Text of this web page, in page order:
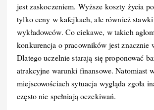
jest zaskoczeniem. Wyższe koszty życia
tylko ceny w kafejkach, ale również
wykładowców. Co ciekawe, w takich
konkurencja o pracowników jest znacznie
Dlatego uczelnie starają się proponować
atrakcyjne warunki finansowe. Natomiast
miejscowościach sytuacja wygląda zgoła
często nie spełniają oczekiwań.